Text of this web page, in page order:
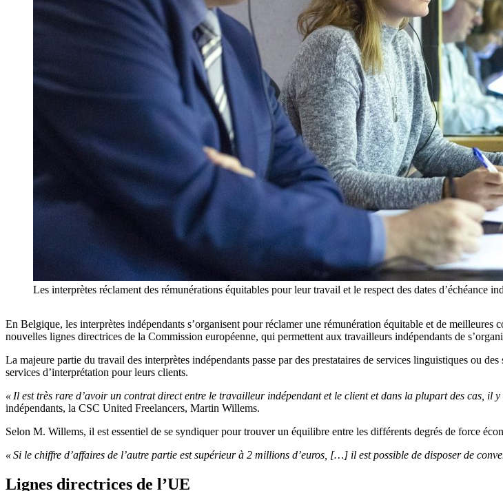
Les interprètes réclament des rémunérations équitables pour leur travail et le respect des dates d’échéance
En Belgique, les interprètes indépendants s’organisent pour réclamer une rémunération équitable et de meilleures
nouvelles lignes directrices de la Commission européenne, qui permettent aux travailleurs indépendants de
La majeure partie du travail des interprètes indépendants passe par des prestataires de services linguistiques ou
services d’interprétation pour leurs clients.
« Il est très rare d’avoir un contrat direct entre le travailleur indépendant et le client et dans la plupart des cas, il
indépendants, la CSC United Freelancers, Martin Willems.
Selon M. Willems, il est essentiel de se syndiquer pour trouver un équilibre entre les différents degrés de force
« Si le chiffre d’affaires de l’autre partie est supérieur à 2 millions d’euros, […] il est possible de disposer de
Lignes directrices de l’UE